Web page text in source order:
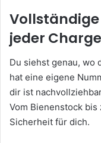
jeder Charge
Du siehst genau, wo
hat eine eigene
dir ist
Vom Bienenstock bis
Sicherheit für dich.